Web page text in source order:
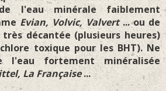
l'eau minérale faiblement
Evian, Volvic, Valvert... ou de
décantée (plusieurs heures)
toxique pour les BHT). Ne
l'eau fortement minéralisée
La Française...